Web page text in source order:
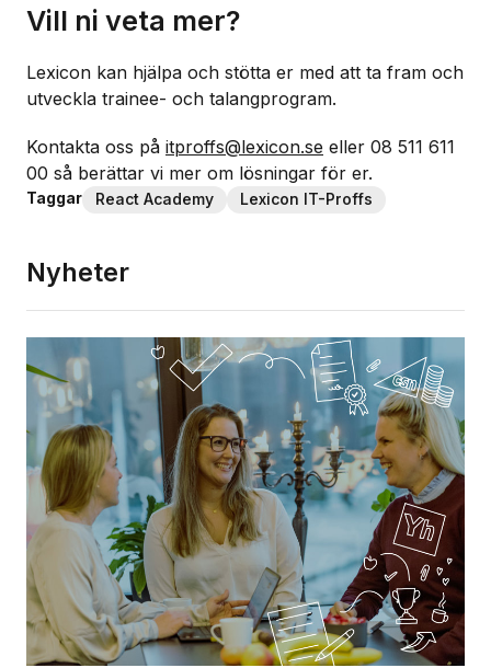
Vill ni veta mer?
Lexicon kan hjälpa och stötta er med att ta fram och
utveckla trainee- och talangprogram.
Kontakta oss på itproffs@lexicon.se eller 08 511 611
00 så berättar vi mer om lösningar för er.
Taggar React Academy Lexicon IT-Proffs
Nyheter